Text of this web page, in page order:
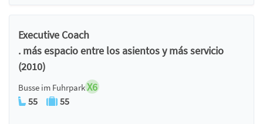
Executive Coach
. más espacio entre los asientos y más servicio
(2010)
Busse im FuhrparkX6
55 55